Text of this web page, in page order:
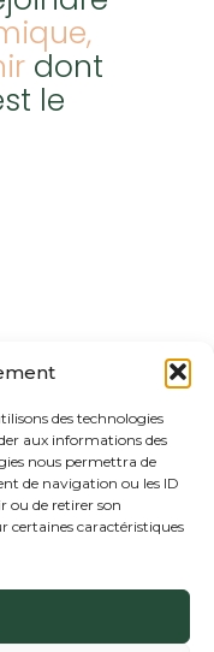
des technologies
aux informations des
nous permettra de
de navigation ou les ID
ou de retirer son
certaines caractéristiques
dont
le
des Martyrs –
24300